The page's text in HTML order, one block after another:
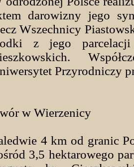
darowizny jego
Wszechnicy
z jego parcelacji
Przyrodniczy
w Wierzenicy
4 km od granic
3,5 hektarowego